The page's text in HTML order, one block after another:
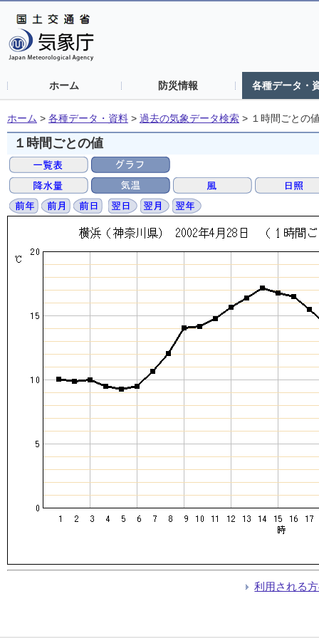
ホーム 防災情報 各種データ・
ホーム > 各種データ・資料 > 過去の気象データ検索 > １時間ごとの
１時間ごとの値
利用される